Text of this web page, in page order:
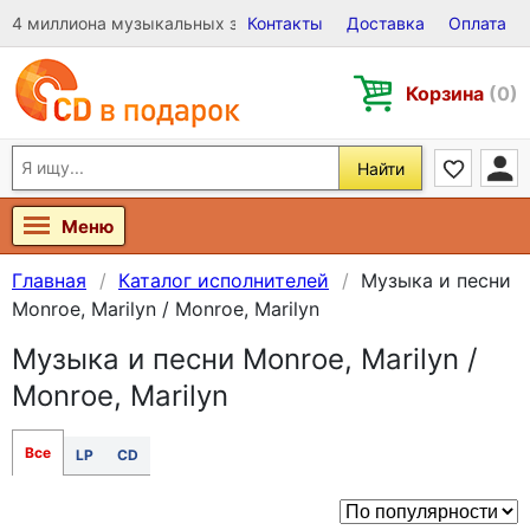
4 миллиона музыкальных записей на Виниле, CD и DVD
Контакты Доставка Оплата
Корзина (0)
Найти
Меню
Главная Каталог исполнителей
Музыка и песни
Monroe, Marilyn / Monroe, Marilyn
Музыка и песни Monroe, Marilyn /
Monroe, Marilyn
Все LP CD